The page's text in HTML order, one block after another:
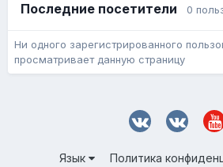
Последние посетители 0
Ни одного зарегистрированного
просматривает данную страницу
Язык Политика